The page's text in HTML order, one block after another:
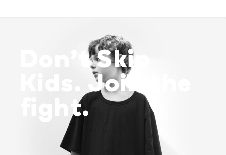
Don’t Skip
Kids. Join the
fight.